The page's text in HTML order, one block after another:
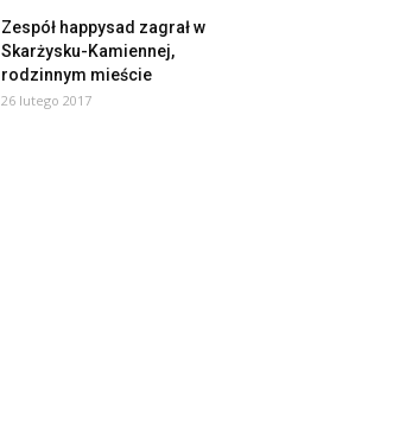
Zespół happysad zagrał w
Skarżysku-Kamiennej,
rodzinnym mieście
26 lutego 2017